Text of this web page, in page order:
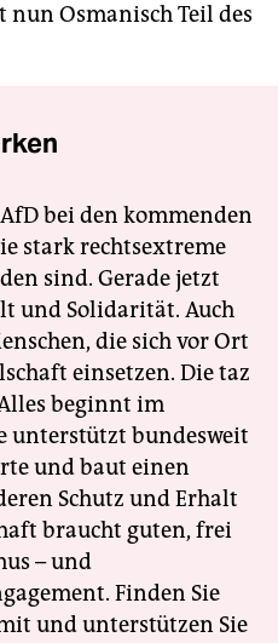
Osmanisch Teil des
bei den kommenden
stark rechtsextreme
sind. Gerade jetzt
und Solidarität. Auch
die sich vor Ort
einsetzen. Die taz
beginnt im
unterstützt bundesweit
und baut einen
Schutz und Erhalt
braucht guten, frei
– und
Finden Sie
und unterstützen Sie